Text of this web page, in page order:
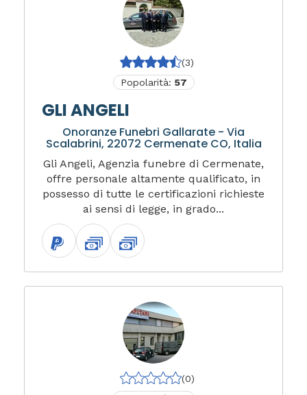
(3)
Popolarità: 57
GLI ANGELI
Onoranze Funebri Gallarate - Via
Scalabrini, 22072 Cermenate CO, Italia
Gli Angeli, Agenzia funebre di Cermenate,
offre personale altamente qualificato, in
possesso di tutte le certificazioni richieste
ai sensi di legge, in grado...
(0)